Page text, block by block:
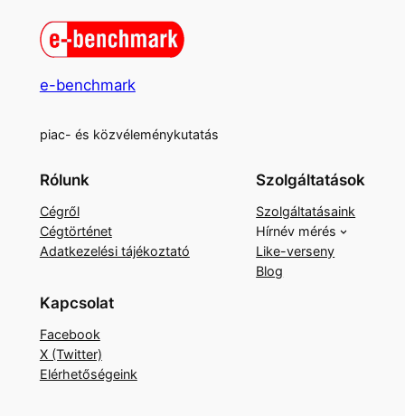
e-benchmark
piac- és közvéleménykutatás
Rólunk
Cégről
Cégtörténet
Adatkezelési tájékoztató
Szolgáltatások
Szolgáltatásaink
Hírnév mérés
Like-verseny
Blog
Kapcsolat
Facebook
X (Twitter)
Elérhetőségeink